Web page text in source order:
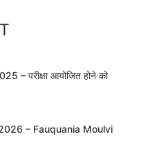
– परीक्षा आयोजित होने को
– Fauquania Moulvi